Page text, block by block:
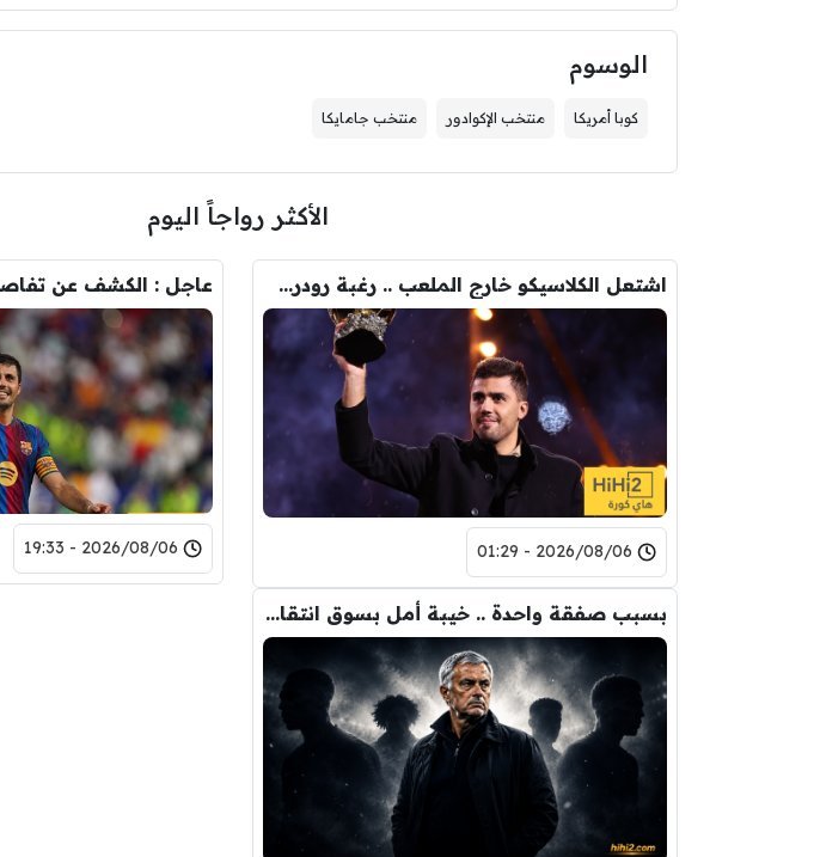
الوسوم
كوبا أمريكا منتخب الإكوادور منتخب جامايكا
الأكثر رواجاً اليوم
اشتعل الكلاسيكو خارج الملعب .. رغبة رودري تصدم ريال مدريد
2026/08/06 - 01:29
2026/08/06 - 19:33
بسبب صفقة واحدة .. خيبة أمل بسوق انتقالات ريال مدريد !